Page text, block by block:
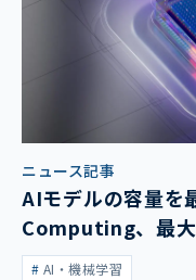
ニュース記事
AIモデルの容量
Computing、最
表AI・機械学習